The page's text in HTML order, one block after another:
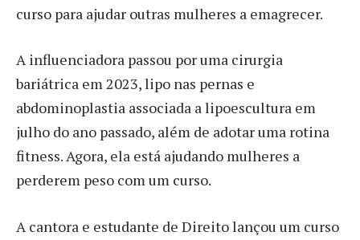
curso para ajudar outras mulheres a emagrecer.
A influenciadora passou por uma cirurgia
bariátrica em 2023, lipo nas pernas e
abdominoplastia associada a lipoescultura em
julho do ano passado, além de adotar uma rotina
fitness. Agora, ela está ajudando mulheres a
perderem peso com um curso.
A cantora e estudante de Direito lançou um curso